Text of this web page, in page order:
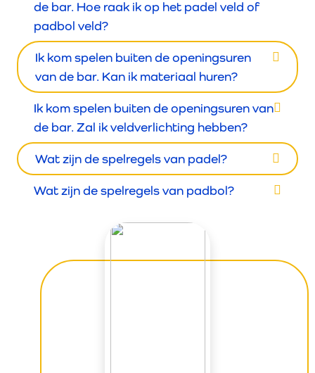
de bar. Hoe raak ik op het padel veld of
padbol veld?
Ik kom spelen buiten de openingsuren
van de bar. Kan ik materiaal huren?
Ik kom spelen buiten de openingsuren van
de bar. Zal ik veldverlichting hebben?
Wat zijn de spelregels van padel?
Wat zijn de spelregels van padbol?